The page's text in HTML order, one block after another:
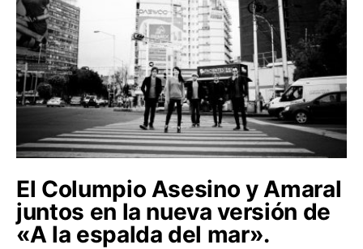
El Columpio Asesino y Amaral
juntos en la nueva versión de
«A la espalda del mar».